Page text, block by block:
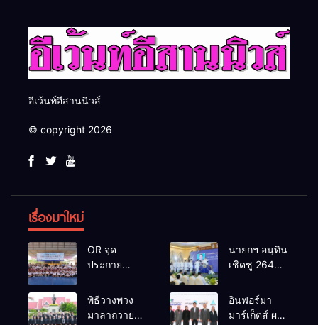
อีเว้นท์อีสานนิวส์
© copyright 2026
เรื่องมาใหม่
OR จุด
ประกาย
เยาวชน ผ่าน
นายกฯ อนุทิน
เชิดชู 264
บ้านยอดเยี่ยม
มอบแหนบ
พิธีวางพวง
มาลาถวาย
อินฟอร์มา
มาร์เก็ตส์ ผนึก